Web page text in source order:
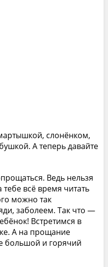
слонёнком,
А теперь давайте
Ведь нельзя
всё время читать
можно так
заболеем. Так что —
Встретимся в
А на прощание
большой и горячий